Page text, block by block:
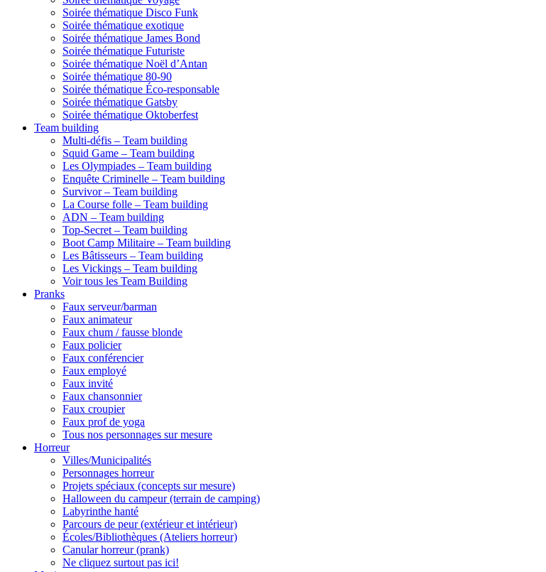
Soirée thématique Disco Funk
Soirée thématique exotique
Soirée thématique James Bond
Soirée thématique Futuriste
Soirée thématique Noël d’Antan
Soirée thématique 80-90
Soirée thématique Éco-responsable
Soirée thématique Gatsby
Soirée thématique Oktoberfest
Team building
Multi-défis – Team building
Squid Game – Team building
Les Olympiades – Team building
Enquête Criminelle – Team building
Survivor – Team building
La Course folle – Team building
ADN – Team building
Top-Secret – Team building
Boot Camp Militaire – Team building
Les Bâtisseurs – Team building
Les Vickings – Team building
Voir tous les Team Building
Pranks
Faux serveur/barman
Faux animateur
Faux chum / fausse blonde
Faux policier
Faux conférencier
Faux employé
Faux invité
Faux chansonnier
Faux croupier
Faux prof de yoga
Tous nos personnages sur mesure
Horreur
Villes/Municipalités
Personnages horreur
Projets spéciaux (concepts sur mesure)
Halloween du campeur (terrain de camping)
Labyrinthe hanté
Parcours de peur (extérieur et intérieur)
Écoles/Bibliothèques (Ateliers horreur)
Canular horreur (prank)
Ne cliquez surtout pas ici!